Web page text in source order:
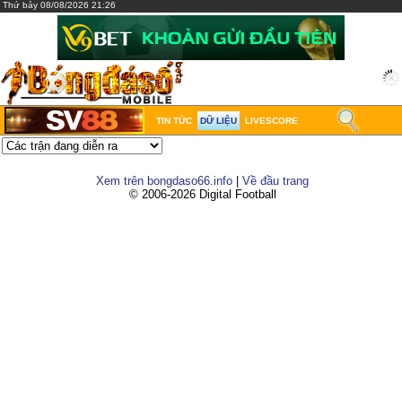
Thứ bảy 08/08/2026 21:26
TIN TỨC DỮ LIỆU LIVESCORE
Xem trên bongdaso66.info
Về đầu trang
© 2006-2026 Digital Football